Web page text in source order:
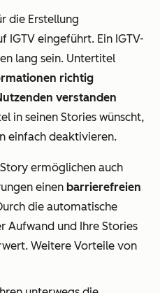
die Erstellung
eingeführt. Ein IGTV-
lang sein. Untertitel
richtig
verstanden
in seinen Stories wünscht,
einfach deaktivieren.
ermöglichen auch
einen barrierefreien
die automatische
Aufwand und Ihre Stories
Weitere Vorteile von